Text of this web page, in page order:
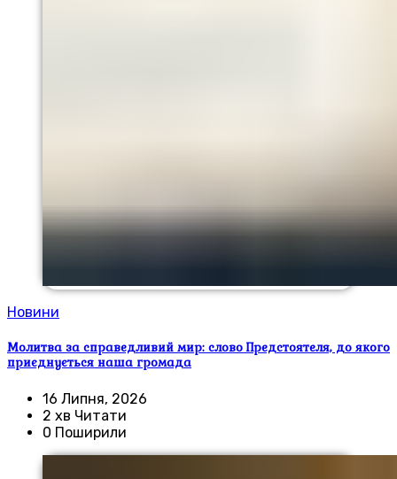
Новини
Молитва за справедливий мир: слово Предстоятеля, до якого
приєднується наша громада
16 Липня, 2026
2 хв Читати
0 Поширили